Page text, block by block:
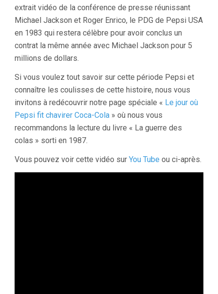
extrait vidéo de la conférence de presse réunissant
Michael Jackson et Roger Enrico, le PDG de Pepsi USA
en 1983 qui restera célèbre pour avoir conclus un
contrat la même année avec Michael Jackson pour 5
millions de dollars.
Si vous voulez tout savoir sur cette période Pepsi et
connaître les coulisses de cette histoire, nous vous
invitons à redécouvrir notre page spéciale « Le jour où
Pepsi fit chavirer Coca-Cola » où nous vous
recommandons la lecture du livre « La guerre des
colas » sorti en 1987.
Vous pouvez voir cette vidéo sur You Tube ou ci-après.